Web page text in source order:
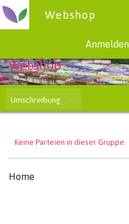
Webshop
Anmelden
Webshop
Umschreibung
Keine Parteien in dieser Gruppe.
Home